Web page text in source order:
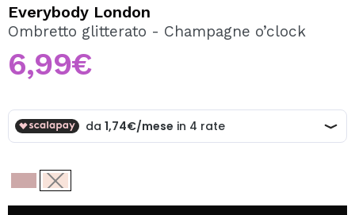
Creando un account su Maquibeauty.it potrai fare i tuoi
acquisti velocemente, controllare lo stato dei tuoi ordini e
consultare le tue operazioni precedenti.
CREARE UN ACCOUNT
Everybody London
Ombretto glitterato - Champagne o’clock
6,99€